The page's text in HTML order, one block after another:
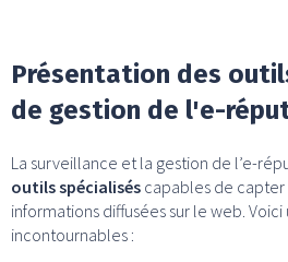
Présentation des
de gestion de l'e-
La surveillance et la gestion de l’e-
outils spécialisés capables de capter
informations diffusées sur le web.
incontournables :